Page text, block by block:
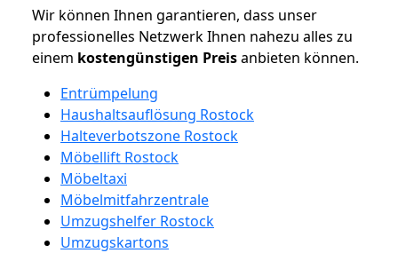
Wir können Ihnen garantieren, dass unser
professionelles Netzwerk Ihnen nahezu alles zu
einem kostengünstigen Preisanbieten können.
Entrümpelung
Haushaltsauflösung Rostock
Halteverbotszone Rostock
Möbellift Rostock
Möbeltaxi
Möbelmitfahrzentrale
Umzugshelfer Rostock
Umzugskartons